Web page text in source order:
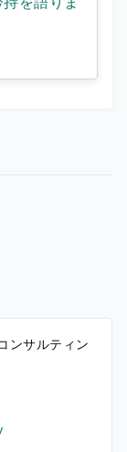
ンサルティン